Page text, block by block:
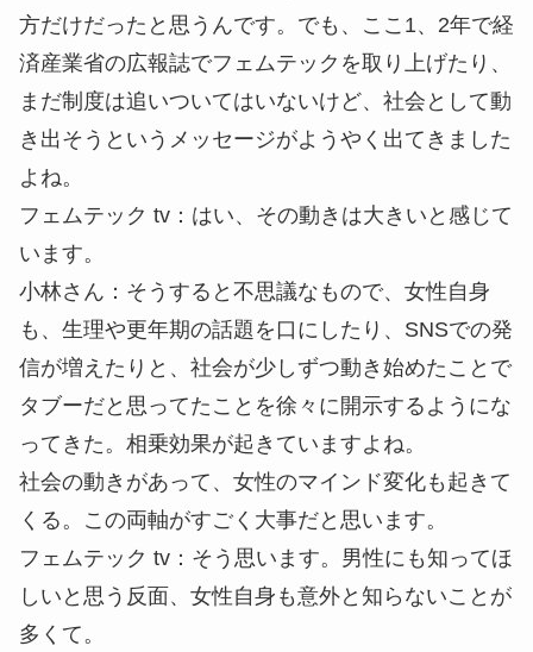
方だけだったと思うんです。でも、ここ1、2年で経
済産業省の広報誌でフェムテックを取り上げたり、
まだ制度は追いついてはいないけど、社会として動
き出そうというメッセージがようやく出てきました
よね。
フェムテック tv ：はい、その動きは大きいと感じて
います。
小林さん ：そうすると不思議なもので、女性自身
も、生理や更年期の話題を口にしたり、SNSでの発
信が増えたりと、社会が少しずつ動き始めたことで
タブーだと思ってたことを徐々に開示するようにな
ってきた。相乗効果が起きていますよね。
社会の動きがあって、女性のマインド変化も起きて
くる。この両軸がすごく大事だと思います。
フェムテック tv ：そう思います。男性にも知ってほ
しいと思う反面、女性自身も意外と知らないことが
多くて。